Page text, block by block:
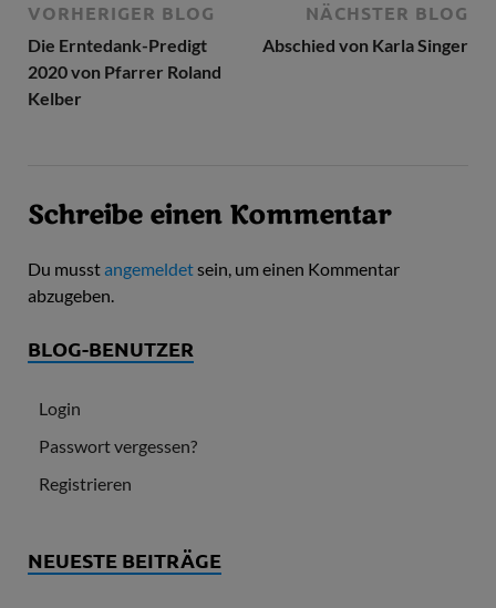
VORHERIGER BLOG
Die Erntedank-Predigt
2020 von Pfarrer Roland
Kelber
NÄCHSTER BLOG
Abschied von Karla Singer
Schreibe einen Kommentar
Du musstangemeldetsein, um einen Kommentar
abzugeben.
BLOG-BENUTZER
Login
Passwort vergessen?
Registrieren
NEUESTE BEITRÄGE